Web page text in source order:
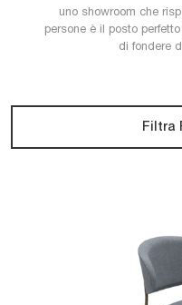
uno showroom che
persone è il posto
di fondere
Filtra